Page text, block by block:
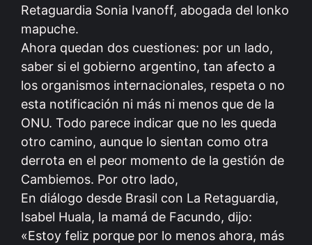
Retaguardia Sonia Ivanoff, abogada del lonko
mapuche.
Ahora quedan dos cuestiones: por un lado,
saber si el gobierno argentino, tan afecto a
los organismos internacionales, respeta o no
esta notificación ni más ni menos que de la
ONU. Todo parece indicar que no les queda
otro camino, aunque lo sientan como otra
derrota en el peor momento de la gestión de
Cambiemos. Por otro lado,
En diálogo desde Brasil con La Retaguardia,
Isabel Huala, la mamá de Facundo, dijo:
«Estoy feliz porque por lo menos ahora, más